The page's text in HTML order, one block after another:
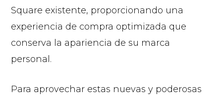
Square existente, proporcionando una
experiencia de compra optimizada que
conserva la apariencia de su marca
personal.
Para aprovechar estas nuevas y poderosas